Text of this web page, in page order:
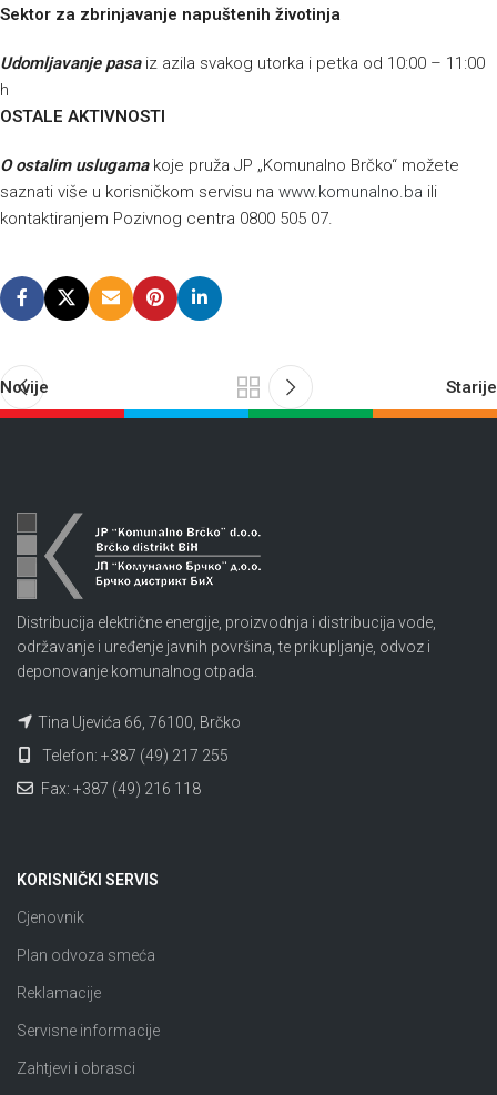
Sektor za zbrinjavanje napuštenih životinja
Udomljavanje pasaiz azila svakog utorka i petka od 10:00 – 11:00
h
OSTALE AKTIVNOSTI
O ostalim uslugamakoje pruža JP „Komunalno Brčko“ možete
saznati više u korisničkom servisu na www.komunalno.ba ili
kontaktiranjem Pozivnog centra 0800 505 07.
Novije Starije
Distribucija električne energije, proizvodnja i distribucija vode,
održavanje i uređenje javnih površina, te prikupljanje, odvoz i
deponovanje komunalnog otpada.
Tina Ujevića 66, 76100, Brčko
Telefon: +387 (49) 217 255
Fax: +387 (49) 216 118
KORISNIČKI SERVIS
Cjenovnik
Plan odvoza smeća
Reklamacije
Servisne informacije
Zahtjevi i obrasci